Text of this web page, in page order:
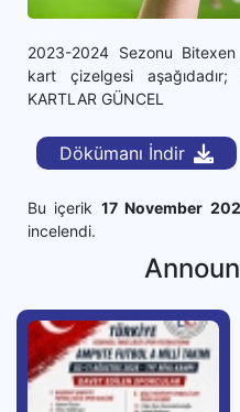
2023-2024 Sezonu
kart çizelgesi
KARTLAR GÜNCEL
Dökümanı İndir
Bu içerik 17 November
incelendi.